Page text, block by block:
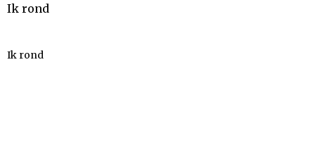
Ik rond
Ik rond